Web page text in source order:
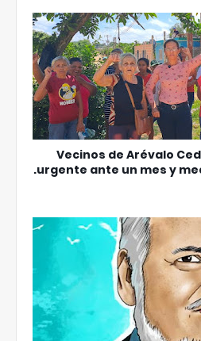
Vecinos de Arévalo
urgente ante un mes y